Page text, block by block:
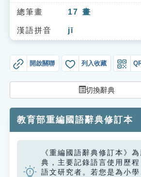
單字索引
生命大百科索引
遊戲專區
教學應用
貓頭鷹博士
總筆畫 17 畫
漢語拼音 jī
開啟關聯 列入收藏
切換辭典
教育部重編國語辭典修訂本
《重編國語辭典修訂本》
典，主要記錄語言使用歷
語文研究者。若您是為小